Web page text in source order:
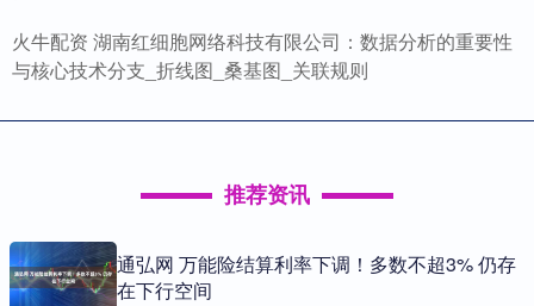
火牛配资 湖南红细胞网络科技有限公司：数据分析的重要性
与核心技术分支_折线图_桑基图_关联规则
推荐资讯
通弘网 万能险结算利率下调！多数不超3% 仍存
在下行空间